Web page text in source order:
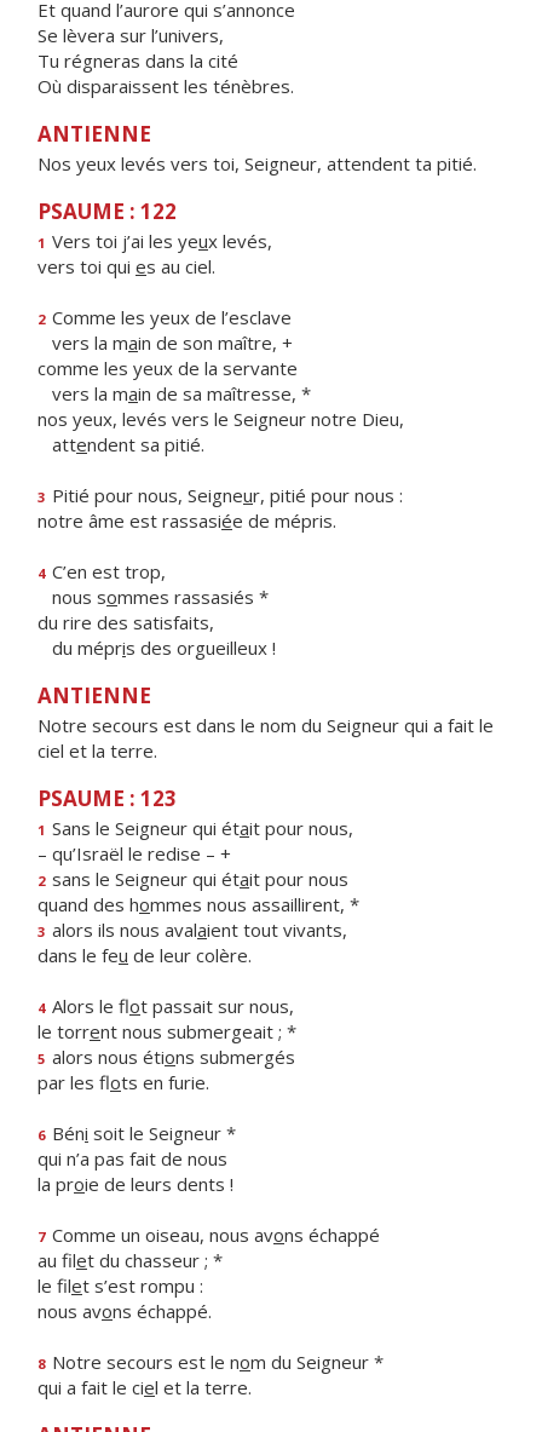
Et quand l’aurore qui s’annonce
Se lèvera sur l’univers,
Tu régneras dans la cité
Où disparaissent les ténèbres.
ANTIENNE
Nos yeux levés vers toi, Seigneur, attendent ta pitié.
PSAUME : 122
1 Vers toi j’ai les yeux levés,
vers toi qui es au ciel.
2 Comme les yeux de l’esclave
vers la main de son maître, +
comme les yeux de la servante
vers la main de sa maîtresse, *
nos yeux, levés vers le Seigneur notre Dieu,
attendent sa pitié.
3 Pitié pour nous, Seigneur, pitié pour nous :
notre âme est rassasiée de mépris.
4 C’en est trop,
nous sommes rassasiés *
du rire des satisfaits,
du mépris des orgueilleux !
ANTIENNE
Notre secours est dans le nom du Seigneur qui a fait le
ciel et la terre.
PSAUME : 123
1 Sans le Seigneur qui était pour nous,
– qu’Israël le redise – +
2 sans le Seigneur qui était pour nous
quand des hommes nous assaillirent, *
3 alors ils nous avalaient tout vivants,
dans le feu de leur colère.
4 Alors le flot passait sur nous,
le torrent nous submergeait ; *
5 alors nous étions submergés
par les flots en furie.
6 Béni soit le Seigneur *
qui n’a pas fait de nous
la proie de leurs dents !
7 Comme un oiseau, nous avons échappé
au filet du chasseur ; *
le filet s’est rompu :
nous avons échappé.
8 Notre secours est le nom du Seigneur *
qui a fait le ciel et la terre.